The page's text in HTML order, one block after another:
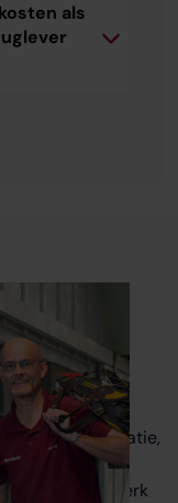
als
bij uw situatie,
Onze
voor maatwerk